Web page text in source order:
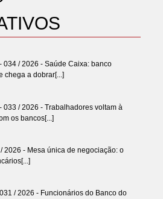
034 / 2026 - Saúde Caixa: banco
chega a dobrar[...]
033 / 2026 - Trabalhadores voltam à
os bancos[...]
2026 - Mesa única de negociação: o
/ 2026 - Funcionários do Banco do